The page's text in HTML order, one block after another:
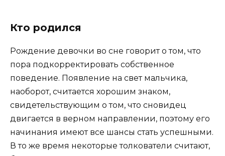
Кто родился
Рождение девочки во сне говорит о том, что
пора подкорректировать собственное
поведение. Появление на свет мальчика,
наоборот, считается хорошим знаком,
свидетельствующим о том, что сновидец
двигается в верном направлении, поэтому его
начинания имеют все шансы стать успешными.
В то же время некоторые толкователи считают,